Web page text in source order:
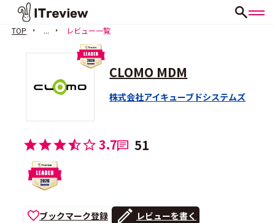
TOP ... レビュー一覧
CLOMO MDM
株式会社アイキューブドシステムズ
3.7 51
ブックマーク登録 レビューを書く